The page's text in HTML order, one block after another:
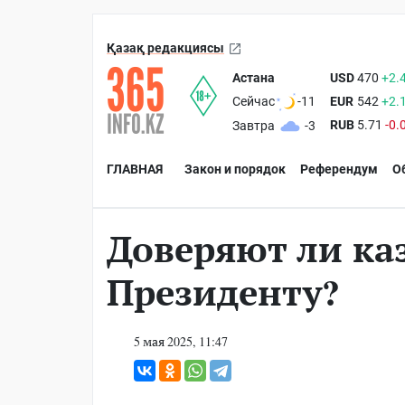
Қазақ редакциясы
Астана
Сейчас
-11
Завтра
-3
USD470
EUR 542
RUB 5.71 -
ГЛАВНАЯ Закон и порядок Референдум
Доверяют ли
Президенту?
5 мая 2025, 11:47